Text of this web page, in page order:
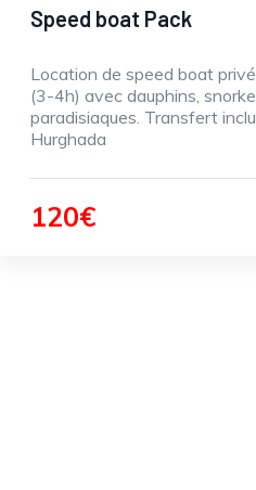
Speed boat Pack
Location de speed boat
(3-4h) avec dauphins,
paradisiaques. Transfert
Hurghada
120€